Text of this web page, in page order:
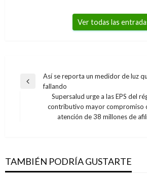
Ver todas las
Navegación
entradas
Entrada
Así se reporta un medidor de luz
fallando
Entrada
Supersalud urge a las EPS del
contributivo mayor compromiso
atención de 38 millones de
TAMBIÉN PODRÍA GUSTARTE